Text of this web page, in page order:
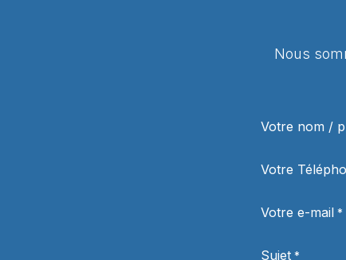
Nous
Votre nom /
Votre
Votre e-mail *
Sujet *